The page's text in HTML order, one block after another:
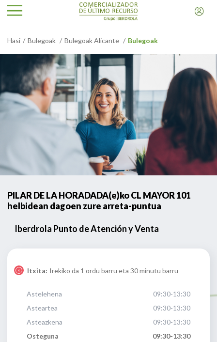
Hasi Bulegoak Bulegoak Alicante Bulegoak
PILAR DE LA HORADADA(e)ko CL MAYOR 101
helbidean dagoen zure arreta-puntua
Iberdrola Punto de Atención y Venta
Itxita: Irekiko da 1 ordu barru eta 30 minutu barru
Astelehena
09:30-13:30
Asteartea
09:30-13:30
Asteazkena
09:30-13:30
Osteguna
09:30-13:30